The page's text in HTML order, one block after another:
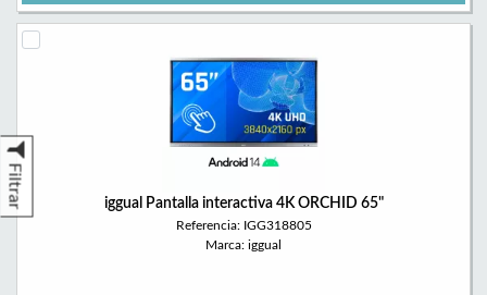
Filtrar iggual Pantalla interactiva 4K ORCHID 65"
Referencia: IGG318805
Marca: iggual